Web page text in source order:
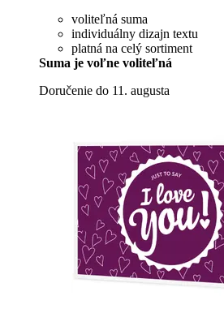
voliteľná suma
individuálny dizajn textu
platná na celý sortiment
Suma je voľne voliteľná
Doručenie do 11. augusta